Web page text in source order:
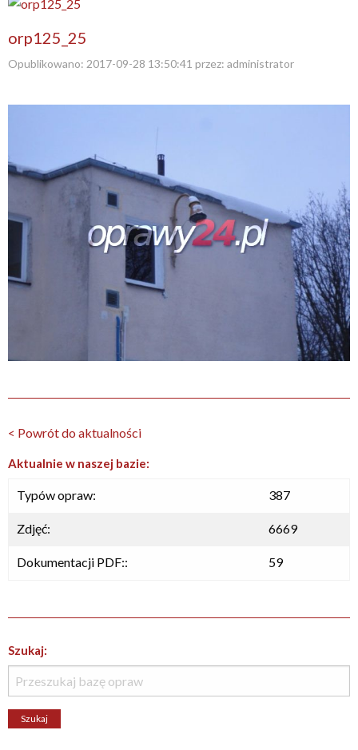
orp125_25
Opublikowano: 2017-09-28 13:50:41 przez: administrator
< Powrót do aktualności
Aktualnie w naszej bazie:
Typów opraw: 387
Zdjęć: 6669
Dokumentacji PDF:: 59
Szukaj: